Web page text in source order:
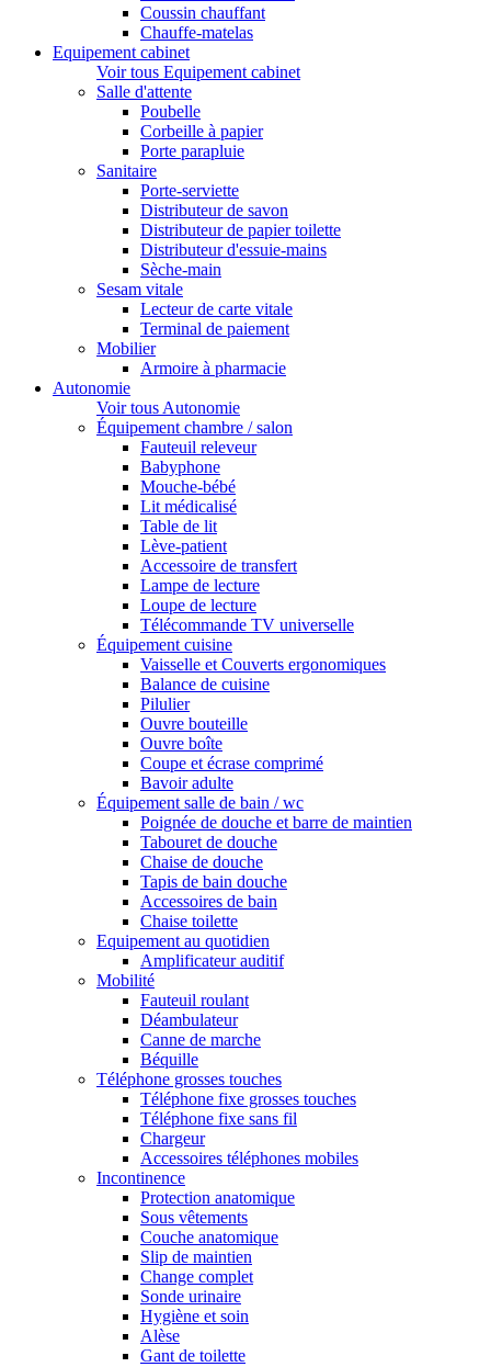
Coussin chauffant
Chauffe-matelas
Equipement cabinet
Voir tous Equipement cabinet
Salle d'attente
Poubelle
Corbeille à papier
Porte parapluie
Sanitaire
Porte-serviette
Distributeur de savon
Distributeur de papier toilette
Distributeur d'essuie-mains
Sèche-main
Sesam vitale
Lecteur de carte vitale
Terminal de paiement
Mobilier
Armoire à pharmacie
Autonomie
Voir tous Autonomie
Équipement chambre / salon
Fauteuil releveur
Babyphone
Mouche-bébé
Lit médicalisé
Table de lit
Lève-patient
Accessoire de transfert
Lampe de lecture
Loupe de lecture
Télécommande TV universelle
Équipement cuisine
Vaisselle et Couverts ergonomiques
Balance de cuisine
Pilulier
Ouvre bouteille
Ouvre boîte
Coupe et écrase comprimé
Bavoir adulte
Équipement salle de bain / wc
Poignée de douche et barre de maintien
Tabouret de douche
Chaise de douche
Tapis de bain douche
Accessoires de bain
Chaise toilette
Equipement au quotidien
Amplificateur auditif
Mobilité
Fauteuil roulant
Déambulateur
Canne de marche
Béquille
Téléphone grosses touches
Téléphone fixe grosses touches
Téléphone fixe sans fil
Chargeur
Accessoires téléphones mobiles
Incontinence
Protection anatomique
Sous vêtements
Couche anatomique
Slip de maintien
Change complet
Sonde urinaire
Hygiène et soin
Alèse
Gant de toilette